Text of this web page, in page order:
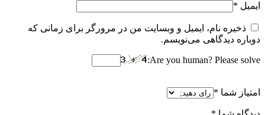
ایمیل *
ذخیره نام، ایمیل و وبسایت من در مرورگر برای زمانی که
دوباره دیدگاهی می‌نویسم.
Are you human? Please solve:
امتیاز شما *